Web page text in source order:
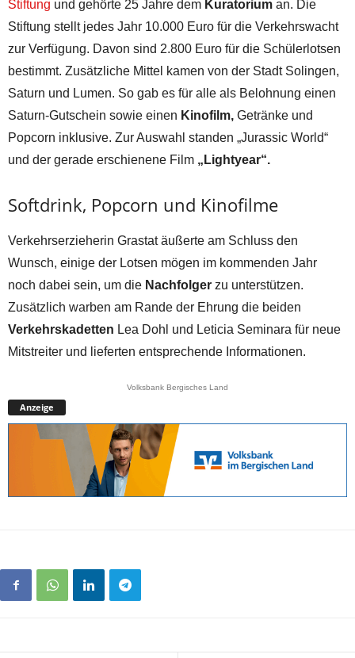
Stiftung und gehörte 25 Jahre dem Kuratorium an. Die
Stiftung stellt jedes Jahr 10.000 Euro für die Verkehrswacht
zur Verfügung. Davon sind 2.800 Euro für die Schülerlotsen
bestimmt. Zusätzliche Mittel kamen von der Stadt Solingen,
Saturn und Lumen. So gab es für alle als Belohnung einen
Saturn-Gutschein sowie einen Kinofilm, Getränke und
Popcorn inklusive. Zur Auswahl standen „Jurassic World“
und der gerade erschienene Film „Lightyear“.
Softdrink, Popcorn und Kinofilme
Verkehrserzieherin Grastat äußerte am Schluss den
Wunsch, einige der Lotsen mögen im kommenden Jahr
noch dabei sein, um die Nachfolger zu unterstützen.
Zusätzlich warben am Rande der Ehrung die beiden
Verkehrskadetten Lea Dohl und Leticia Seminara für neue
Mitstreiter und lieferten entsprechende Informationen.
Volksbank Bergisches Land
Anzeige